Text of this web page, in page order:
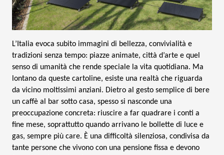
L’Italia evoca subito immagini di bellezza, convivialità e
tradizioni senza tempo: piazze animate, città d’arte e quel
senso di umanità che rende speciale la vita quotidiana. Ma
lontano da queste cartoline, esiste una realtà che riguarda
da vicino moltissimi anziani. Dietro al gesto semplice di bere
un caffè al bar sotto casa, spesso si nasconde una
preoccupazione concreta: riuscire a far quadrare i conti a
fine mese, soprattutto quando arrivano le bollette di luce e
gas, sempre più care. È una difficoltà silenziosa, condivisa da
tante persone che vivono con una pensione fissa e devono